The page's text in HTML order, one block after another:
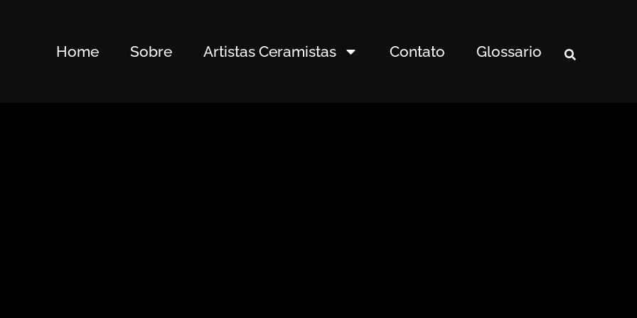
Home Sobre Artistas Ceramistas Contato Glossario